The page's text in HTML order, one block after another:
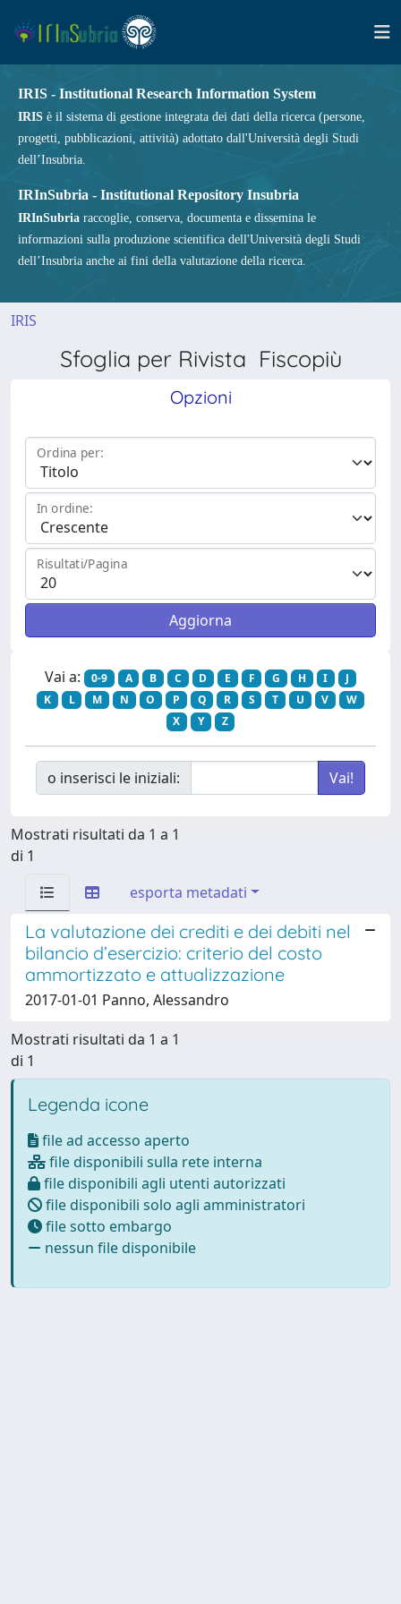
IRIS - Institutional Research Information System
IRIS è il sistema di gestione integrata dei dati della ricerca (persone,
progetti, pubblicazioni, attività) adottato dall'Università degli Studi
dell’Insubria.
IRInSubria - Institutional Repository Insubria
IRInSubria raccoglie, conserva, documenta e dissemina le
informazioni sulla produzione scientifica dell'Università degli Studi
dell’Insubria anche ai fini della valutazione della ricerca.
IRIS
Sfoglia per Rivista Fiscopiù
Opzioni
Ordina per:
In ordine:
Risultati/Pagina
Vai a: 0-9 A B C D E F G H I
J
K
L M N O P Q R S T U V
W
X
Y Z
o inserisci le iniziali:
Mostrati risultati da 1 a 1
di 1
esporta metadati
La valutazione dei crediti e dei debiti nel
bilancio d’esercizio: criterio del costo
ammortizzato e attualizzazione
2017-01-01 Panno, Alessandro
Mostrati risultati da 1 a 1
di 1
Legenda icone
file ad accesso aperto
file disponibili sulla rete interna
file disponibili agli utenti autorizzati
file disponibili solo agli amministratori
file sotto embargo
nessun file disponibile